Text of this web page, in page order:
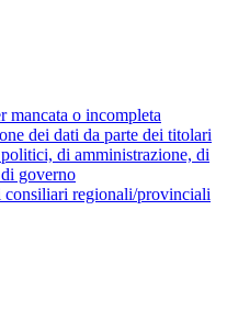
mancata o incompleta
dei dati da parte dei titolari
di amministrazione, di
governo
regionali/provinciali